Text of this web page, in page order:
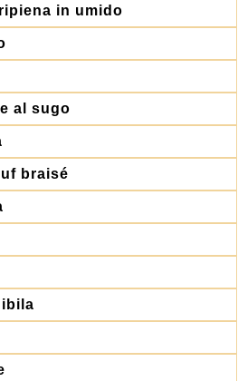
in umido
al sugo
braisé